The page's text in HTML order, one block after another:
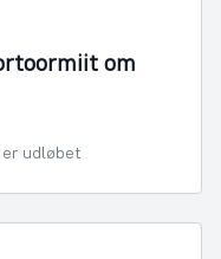
om
er udløbet